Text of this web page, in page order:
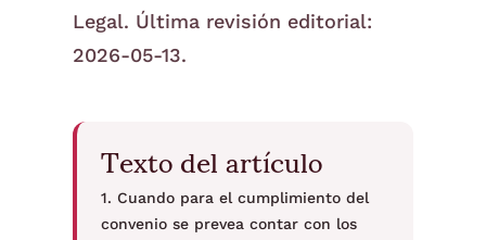
Legal. Última revisión editorial:
2026-05-13.
Texto del artículo
1. Cuando para el cumplimiento del
convenio se prevea contar con los